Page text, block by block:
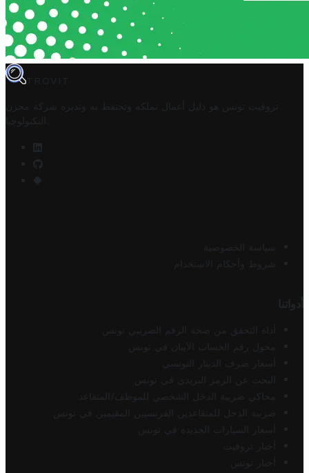
TROVIT
تروفيت تونس هو دليل أعمال تملكه وتحتفظ به وتديره
شركة مخزن
التكنولوجيا
سياسة الخصوصية
شروط وأحكام الاستخدام
أدواتنا
أداة التحقق من صحة الرقم الضريبي تونس
محول رقم الحساب الآيبان في تونس
أسعار صرف الدينار التونسي
البحث عن الرمز البريدي في تونس
محاكي ضريبة الدخل الشخصي للموظف/المتقاعد
ضريبة الدخل للمتقاعدين الفرنسيين المقيمين في تونس
أسعار السيارات الجديدة في تونس
أخبار تروفيت
أخبار تونس